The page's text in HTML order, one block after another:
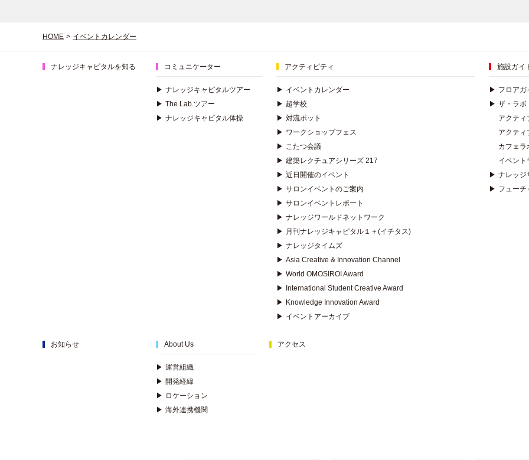
HOME > イベントカレンダー
ナレッジキャピタルを知る コミュニケーター
▶ ナレッジキャピタルツアー
▶ The Lab.ツアー
▶ ナレッジキャピタル体操
アクティビティ
▶ イベントカレンダー
▶ 超学校
▶ 対流ポット
▶ ワークショップフェス
▶ こたつ会議
▶ 建築レクチュアシリーズ 217
▶ 近日開催のイベント
▶ サロンイベントのご案内
▶ サロンイベントレポート
▶ ナレッジワールドネットワーク
▶ 月刊ナレッジキャピタル１＋(イチタス)
▶ ナレッジタイムズ
▶ Asia Creative & Innovation Channel
▶ World OMOSIROI Award
▶
International Student Creative Award
▶ Knowledge Innovation Award
▶ イベントアーカイブ
施設ガイ
▶ フロアガ
▶ ザ・ラボ
アクティ
アクティ
カフェラ
イベント
▶ ナレッジ
▶ フューチ
お知らせ About Us
▶ 運営組織
▶ 開発経緯
▶ ロケーション
▶ 海外連携機関
アクセス